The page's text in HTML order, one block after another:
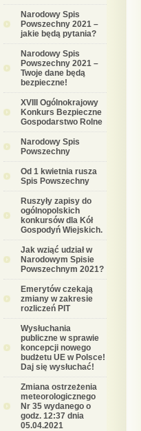
Narodowy Spis
Powszechny 2021 –
jakie będą pytania?
Narodowy Spis
Powszechny 2021 –
Twoje dane będą
bezpieczne!
XVIII Ogólnokrajowy
Konkurs Bezpieczne
Gospodarstwo Rolne
Narodowy Spis
Powszechny
Od 1 kwietnia rusza
Spis Powszechny
Ruszyły zapisy do
ogólnopolskich
konkursów dla Kół
Gospodyń Wiejskich.
Jak wziąć udział w
Narodowym Spisie
Powszechnym 2021?
Emerytów czekają
zmiany w zakresie
rozliczeń PIT
Wysłuchania
publiczne w sprawie
koncepcji nowego
budżetu UE w Polsce!
Daj się wysłuchać!
Zmiana ostrzeżenia
meteorologicznego
Nr 35 wydanego o
godz. 12:37 dnia
05.04.2021